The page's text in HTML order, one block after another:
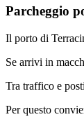
Parcheggio
Il porto di
Se arrivi in
Tra traffico e
Per questo